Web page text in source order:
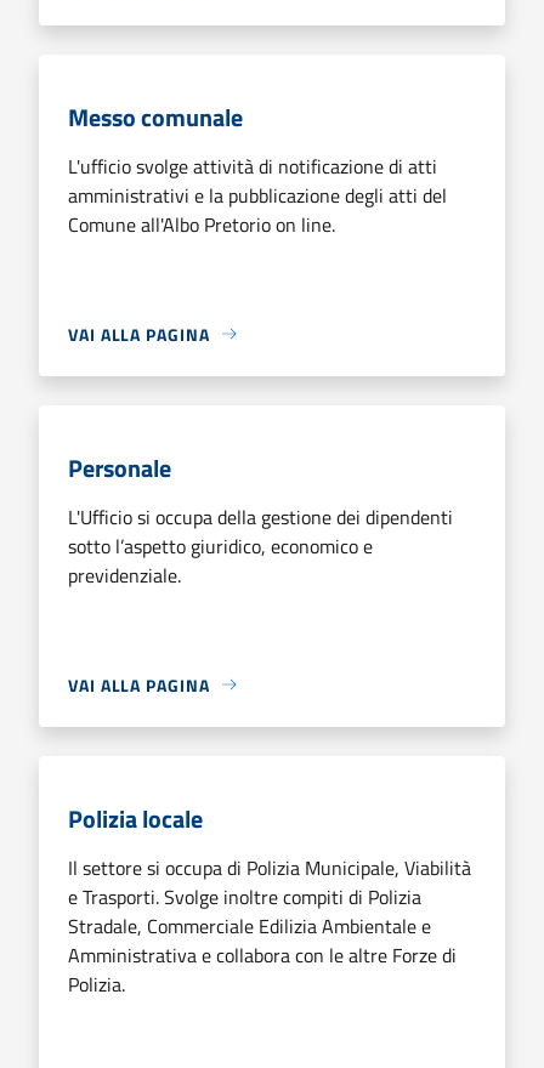
Messo comunale
L'ufficio svolge attività di notificazione di atti
amministrativi e la pubblicazione degli atti del
Comune all'Albo Pretorio on line.
VAI ALLA PAGINA
Personale
L'Ufficio si occupa della gestione dei dipendenti
sotto l’aspetto giuridico, economico e
previdenziale.
VAI ALLA PAGINA
Polizia locale
Il settore si occupa di Polizia Municipale, Viabilità
e Trasporti. Svolge inoltre compiti di Polizia
Stradale, Commerciale Edilizia Ambientale e
Amministrativa e collabora con le altre Forze di
Polizia.